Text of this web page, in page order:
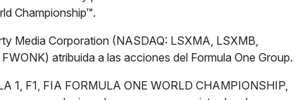
Championship™.
Media Corporation (NASDAQ: LSXMA, LSXMB,
atribuida a las acciones del Formula One Group.
1, F1, FIA FORMULA ONE WORLD CHAMPIONSHIP,